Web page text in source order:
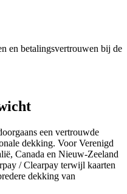
en betalingsvertrouwen bij de
een vertrouwde
dekking. Voor Verenigd
Canada en Nieuw-Zeeland
/ Clearpay terwijl kaarten
dekking van